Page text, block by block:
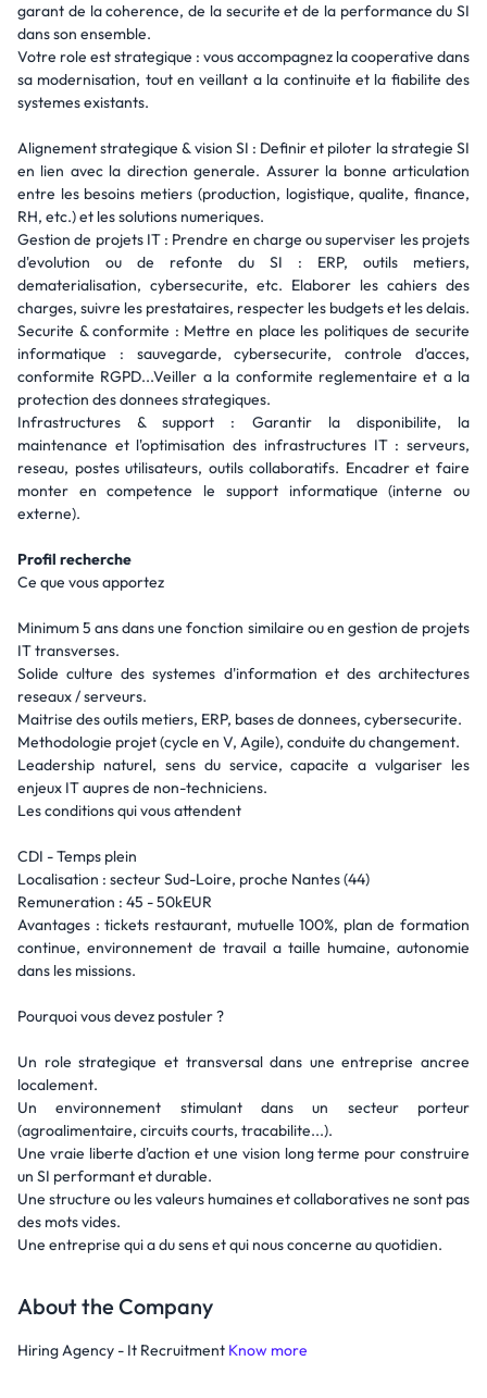
garant de la coherence, de la securite et de la performance du SI
dans son ensemble.
Votre role est strategique : vous accompagnez la cooperative dans
sa modernisation, tout en veillant a la continuite et la fiabilite des
systemes existants.
Alignement strategique & vision SI : Definir et piloter la strategie SI
en lien avec la direction generale. Assurer la bonne articulation
entre les besoins metiers (production, logistique, qualite, finance,
RH, etc.) et les solutions numeriques.
Gestion de projets IT : Prendre en charge ou superviser les projets
d'evolution ou de refonte du SI : ERP, outils metiers,
dematerialisation, cybersecurite, etc. Elaborer les cahiers des
charges, suivre les prestataires, respecter les budgets et les delais.
Securite & conformite : Mettre en place les politiques de securite
informatique : sauvegarde, cybersecurite, controle d'acces,
conformite RGPD...Veiller a la conformite reglementaire et a la
protection des donnees strategiques.
Infrastructures & support : Garantir la disponibilite, la
maintenance et l'optimisation des infrastructures IT : serveurs,
reseau, postes utilisateurs, outils collaboratifs. Encadrer et faire
monter en competence le support informatique (interne ou
externe).
Profil recherche
Ce que vous apportez
Minimum 5 ans dans une fonction similaire ou en gestion de projets
IT transverses.
Solide culture des systemes d'information et des architectures
reseaux / serveurs.
Maitrise des outils metiers, ERP, bases de donnees, cybersecurite.
Methodologie projet (cycle en V, Agile), conduite du changement.
Leadership naturel, sens du service, capacite a vulgariser les
enjeux IT aupres de non-techniciens.
Les conditions qui vous attendent
CDI - Temps plein
Localisation : secteur Sud-Loire, proche Nantes (44)
Remuneration : 45 - 50kEUR
Avantages : tickets restaurant, mutuelle 100%, plan de formation
continue, environnement de travail a taille humaine, autonomie
dans les missions.
Pourquoi vous devez postuler ?
Un role strategique et transversal dans une entreprise ancree
localement.
Un environnement stimulant dans un secteur porteur
(agroalimentaire, circuits courts, tracabilite...).
Une vraie liberte d'action et une vision long terme pour construire
un SI performant et durable.
Une structure ou les valeurs humaines et collaboratives ne sont pas
des mots vides.
Une entreprise qui a du sens et qui nous concerne au quotidien.
About the Company
Hiring Agency - It Recruitment Know more